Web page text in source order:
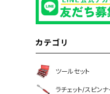
カテゴリ
ツールセット
ラチェット/スピンナ